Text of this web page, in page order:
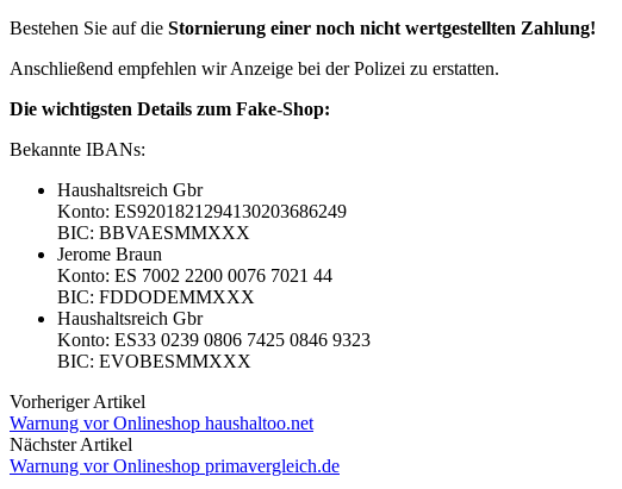
Bestehen Sie auf die Stornierung einer noch nicht wertgestellten Zahlung!
Anschließend empfehlen wir Anzeige bei der Polizei zu erstatten.
Die wichtigsten Details zum Fake-Shop:
Bekannte IBANs:
Haushaltsreich Gbr
Konto: ES9201821294130203686249
BIC: BBVAESMMXXX
Jerome Braun
Konto: ES 7002 2200 0076 7021 44
BIC: FDDODEMMXXX
Haushaltsreich Gbr
Konto: ES33 0239 0806 7425 0846 9323
BIC: EVOBESMMXXX
Vorheriger Artikel
Warnung vor Onlineshop haushaltoo.net
Nächster Artikel
Warnung vor Onlineshop primavergleich.de